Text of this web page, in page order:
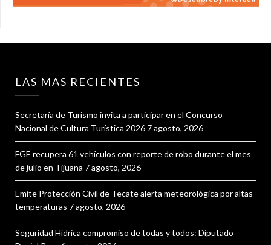
LAS MAS RECIENTES
Secretaría de Turismo invita a participar en el Concurso
Nacional de Cultura Turística 2026 7 agosto, 2026
FGE recupera 61 vehículos con reporte de robo durante el mes
de julio en Tijuana 7 agosto, 2026
Emite Protección Civil de Tecate alerta meteorológica por altas
temperaturas 7 agosto, 2026
Seguridad Hídrica compromiso de todas y todos: Diputado